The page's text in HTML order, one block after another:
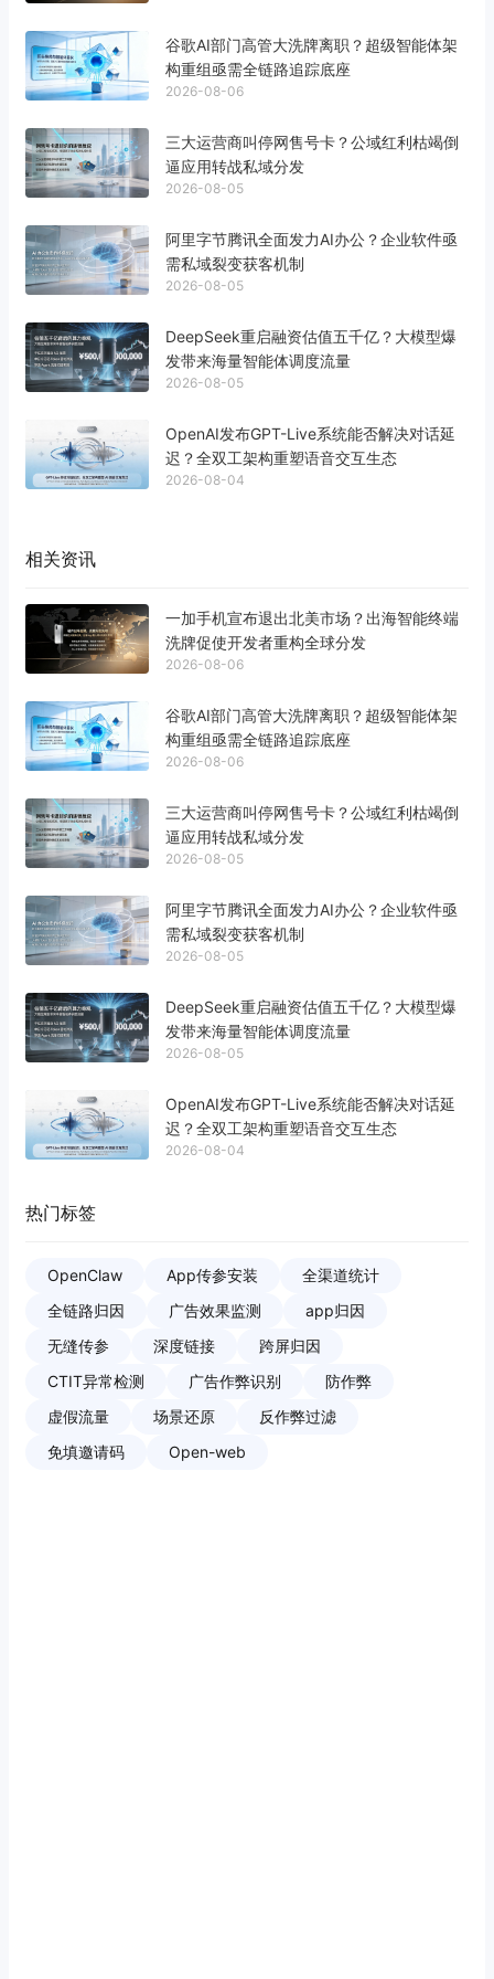
谷歌AI部门高管大洗牌离职？超级智能体架
构重组亟需全链路追踪底座
2026-08-06
三大运营商叫停网售号卡？公域红利枯竭倒
逼应用转战私域分发
2026-08-05
阿里字节腾讯全面发力AI办公？企业软件亟
需私域裂变获客机制
2026-08-05
DeepSeek重启融资估值五千亿？大模型爆
发带来海量智能体调度流量
2026-08-05
OpenAI发布GPT-Live系统能否解决对话延
迟？全双工架构重塑语音交互生态
2026-08-04
相关资讯
一加手机宣布退出北美市场？出海智能终端
洗牌促使开发者重构全球分发
2026-08-06
谷歌AI部门高管大洗牌离职？超级智能体架
构重组亟需全链路追踪底座
2026-08-06
三大运营商叫停网售号卡？公域红利枯竭倒
逼应用转战私域分发
2026-08-05
阿里字节腾讯全面发力AI办公？企业软件亟
需私域裂变获客机制
2026-08-05
DeepSeek重启融资估值五千亿？大模型爆
发带来海量智能体调度流量
2026-08-05
OpenAI发布GPT-Live系统能否解决对话延
迟？全双工架构重塑语音交互生态
2026-08-04
热门标签
OpenClaw App传参安装
全渠道统计
全链路归因
广告效果监测
app归因
无缝传参
深度链接
跨屏归因
CTIT异常检测
广告作弊识别
防作弊
虚假流量
场景还原
反作弊过滤
免填邀请码
Open-web